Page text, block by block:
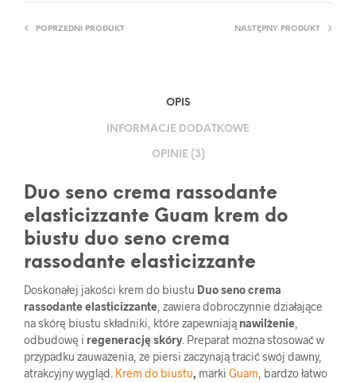
POPRZEDNI PRODUKT NASTĘPNY PRODUKT
OPIS
INFORMACJE DODATKOWE
OPINIE (3)
Duo seno crema rassodante
elasticizzante Guam krem do
biustu duo seno crema
rassodante elasticizzante
Doskonałej jakości krem do biustu Duo seno crema
rassodanteelasticizzante , zawiera dobroczynnie działające
na skórę biustu składniki, które zapewniają nawilżenie
odbudowę i regenerację skóry. Preparat można stosować w
przypadku zauważenia, że piersi zaczynają tracić swój dawny,
atrakcyjny wygląd. Krem do biustu, marki Guam , bardzo łatwo